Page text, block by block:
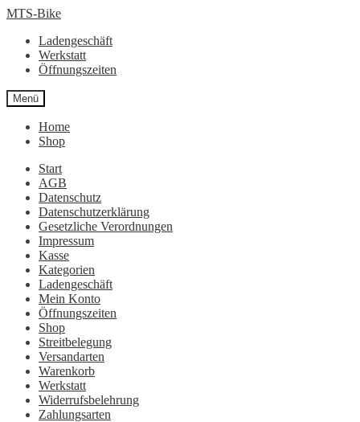
Zur
springen
Zum
springen
MTS-Bike
Ladengeschäft
Werkstatt
Öffnungszeiten
Menü
Home
Shop
Start
AGB
Datenschutz
Datenschutzerklärung
Gesetzliche Verordnungen
Impressum
Kasse
Kategorien
Ladengeschäft
Mein Konto
Öffnungszeiten
Shop
Streitbelegung
Versandarten
Warenkorb
Werkstatt
Widerrufsbelehrung
Zahlungsarten